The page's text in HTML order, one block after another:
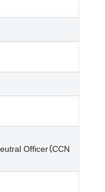
Officer（CCN